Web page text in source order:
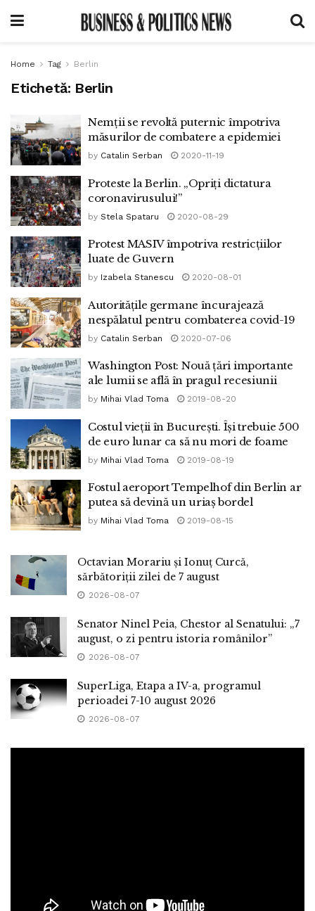
Home Tag Berlin
Etichetă: Berlin
Nemții se revoltă puternic împotriva
măsurilor de combatere a epidemiei
by Catalin Serban 2020-11-19
Proteste la Berlin. „Opriți dictatura
coronavirusului!”
by Stela Spataru 2020-08-29
Protest MASIV împotriva restricțiilor
luate de Guvern
by Izabela Stanescu 2020-08-01
Autoritățile germane încurajează
nespălatul pentru combaterea covid-19
by Catalin Serban 2020-07-06
Washington Post: Nouă ţări importante
ale lumii se află în pragul recesiunii
by Mihai Vlad Toma 2019-08-20
Costul vieții în București. Își trebuie 500
de euro lunar ca să nu mori de foame
by Mihai Vlad Toma 2019-08-19
Fostul aeroport Tempelhof din Berlin ar
putea să devină un uriaş bordel
by Mihai Vlad Toma 2019-08-15
Octavian Morariu și Ionuț Curcă,
sărbătoriții zilei de 7 august
2026-08-07
Senator Ninel Peia, Chestor al Senatului: „7
august, o zi pentru istoria românilor”
2026-08-07
SuperLiga, Etapa a IV-a, programul
perioadei 7-10 august 2026
2026-08-07